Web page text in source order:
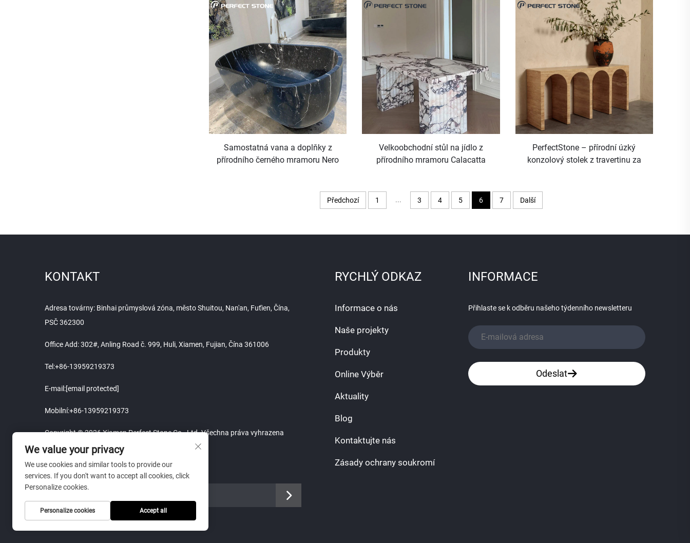
hotelu
Samostatná vana a doplňky z
přírodního černého mramoru Nero
Velkoobchodní stůl na jídlo z
přírodního mramoru Calacatta
PerfectStone – přírodní úzký
konzolový stolek z travertinu za
Předchozí 1 ... 3 4 5 6 7 Další
KONTAKT
Adresa továrny: Binhai průmyslová zóna, město Shuitou, Nan'an, Fuťien, Čína,
PSČ 362300
Office Add: 302#, Anling Road č. 999, Huli, Xiamen, Fujian, Čína 361006
Tel:+86-13959219373
E-mail:[email protected]
Mobilní:+86-13959219373
Copyright © 2026 Xiamen Perfect Stone Co., Ltd. Všechna práva vyhrazena
RYCHLÝ ODKAZ
Informace o nás
Naše projekty
Produkty
Online Výběr
Aktuality
Blog
Kontaktujte nás
Zásady ochrany soukromí
INFORMACE
Přihlaste se k odběru našeho týdenního newsletteru
Odeslat
We value your privacy
We use cookies and similar tools to provide our
services. If you don't want to accept all cookies, click
Personalize cookies.
Personalize cookies Accept all